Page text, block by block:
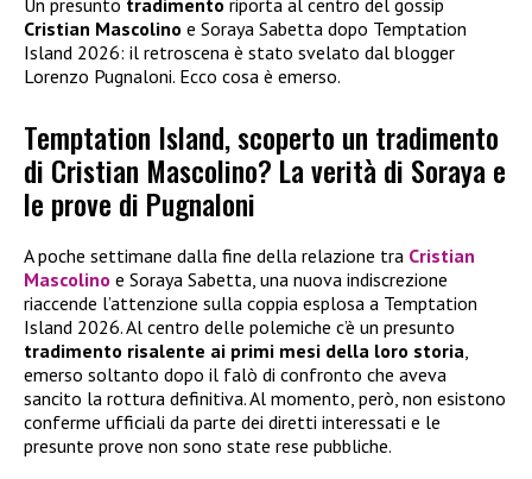
Un presunto tradimento riporta al centro del gossip
Cristian Mascolino e Soraya Sabetta dopo Temptation
Island 2026: il retroscena è stato svelato dal blogger
Lorenzo Pugnaloni. Ecco cosa è emerso.
Temptation Island, scoperto un tradimento
di Cristian Mascolino? La verità di Soraya e
le prove di Pugnaloni
A poche settimane dalla fine della relazione tra Cristian
Mascolino e Soraya Sabetta, una nuova indiscrezione
riaccende l’attenzione sulla coppia esplosa a Temptation
Island 2026. Al centro delle polemiche c’è un presunto
tradimento risalente ai primi mesi della loro storia
emerso soltanto dopo il falò di confronto che aveva
sancito la rottura definitiva. Al momento, però, non esistono
conferme ufficiali da parte dei diretti interessati e le
presunte prove non sono state rese pubbliche.